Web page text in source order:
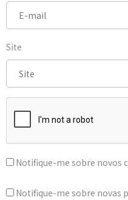
Site
Notifique-me sobre novos
Notifique-me sobre novas